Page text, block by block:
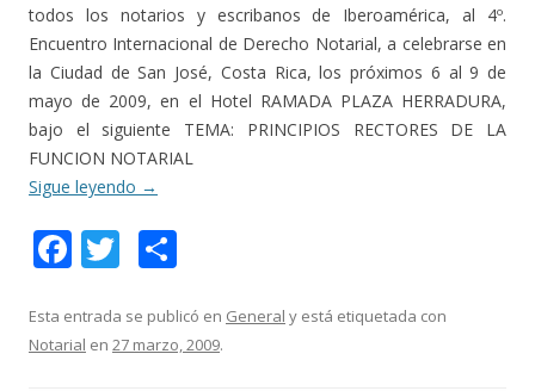
todos los notarios y escribanos de Iberoamérica, al 4º.
Encuentro Internacional de Derecho Notarial, a celebrarse en
la Ciudad de San José, Costa Rica, los próximos 6 al 9 de
mayo de 2009, en el Hotel RAMADA PLAZA HERRADURA,
bajo el siguiente TEMA: PRINCIPIOS RECTORES DE LA
FUNCION NOTARIAL
Sigue leyendo →
F
e
b
T
itt
er
m
p
Esta entrada se publicó en General y está etiquetada con
Notarial en 27 marzo, 2009.